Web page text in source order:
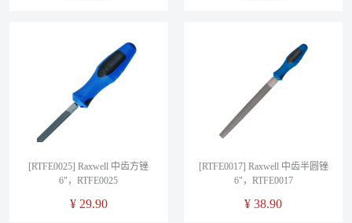
[RTFE0025] Raxwell 中齿方锉
6"，RTFE0025
¥ 29.90
[RTFE0017] Raxwell 中齿半圆锉
6"，RTFE0017
¥38.90